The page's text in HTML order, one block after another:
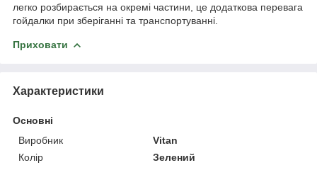
легко розбирається на окремі частини, це додаткова перевага
гойдалки при зберіганні та транспортуванні.
Приховати
Характеристики
Основні
Виробник
Vitan
Колір
Зелений